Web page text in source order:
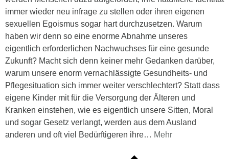
immer wieder neu infrage zu stellen oder ihren eigenen
sexuellen Egoismus sogar hart durchzusetzen. Warum
haben wir denn so eine enorme Abnahme unseres
eigentlich erforderlichen Nachwuchses für eine gesunde
Zukunft? Macht sich denn keiner mehr Gedanken darüber,
warum unsere enorm vernachlässigte Gesundheits- und
Pflegesituation sich immer weiter verschlechtert? Statt dass
eigene Kinder mit für die Versorgung der Älteren und
Kranken einstehen, wie es eigentlich unsere Sitten, Moral
und sogar Gesetz verlangt, werden aus dem Ausland
anderen und oft viel Bedürftigeren ihre… Mehr